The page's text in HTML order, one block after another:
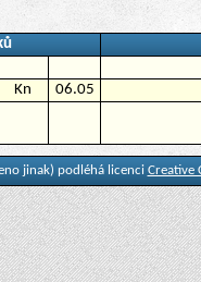
Kn
06.05
jinak) podléhá licenci Creative